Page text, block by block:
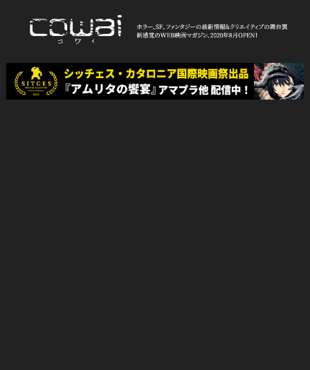
WEB映画マガジン「cowai コ
ワイ」